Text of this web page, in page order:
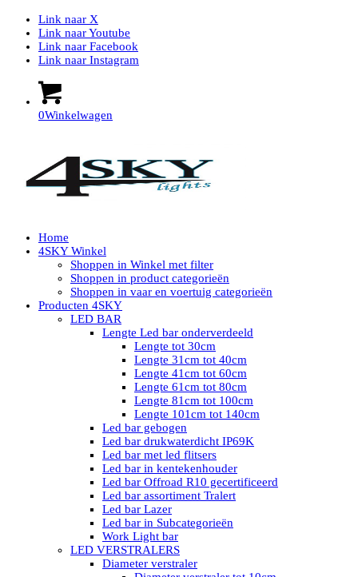
Link naar X
Link naar Youtube
Link naar Facebook
Link naar Instagram
0Winkelwagen
Home
4SKY Winkel
Shoppen in Winkel met filter
Shoppen in product categorieën
Shoppen in vaar en voertuig categorieën
Producten 4SKY
LED BAR
Lengte Led bar onderverdeeld
Lengte tot 30cm
Lengte 31cm tot 40cm
Lengte 41cm tot 60cm
Lengte 61cm tot 80cm
Lengte 81cm tot 100cm
Lengte 101cm tot 140cm
Led bar gebogen
Led bar drukwaterdicht IP69K
Led bar met led flitsers
Led bar in kentekenhouder
Led bar Offroad R10 gecertificeerd
Led bar assortiment Tralert
Led bar Lazer
Led bar in Subcategorieën
Work Light bar
LED VERSTRALERS
Diameter verstraler